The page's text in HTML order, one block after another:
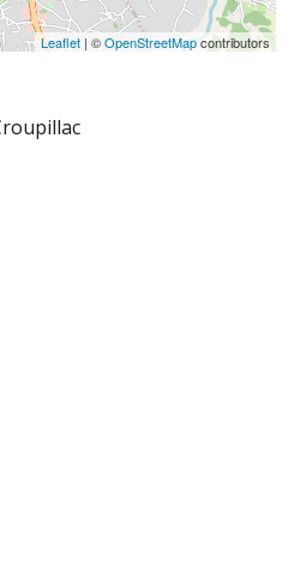
Leaflet | ©OpenStreetMapcontributors